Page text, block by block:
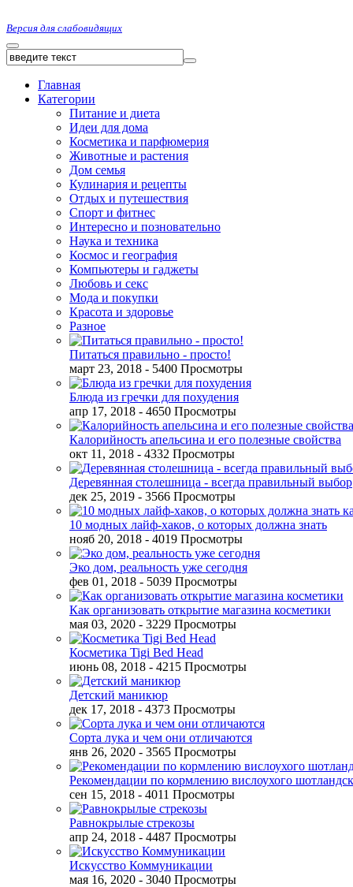
Версия для слабовидящих
Главная
Категории
Питание и диета
Идеи для дома
Косметика и парфюмерия
Животные и растения
Дом семья
Кулинария и рецепты
Отдых и путешествия
Спорт и фитнес
Интересно и позновательно
Наука и техника
Космос и география
Компьютеры и гаджеты
Любовь и секс
Мода и покупки
Красота и здоровье
Разное
Питаться правильно - просто!
март 23, 2018 - 5400 Просмотры
Блюда из гречки для похудения
апр 17, 2018 - 4650 Просмотры
Калорийность апельсина и его полезные свойства
окт 11, 2018 - 4332 Просмотры
Деревянная столешница - всегда правильный выбор
дек 25, 2019 - 3566 Просмотры
10 модных лайф-хаков, о которых должна знать
нояб 20, 2018 - 4019 Просмотры
Эко дом, реальность уже сегодня
фев 01, 2018 - 5039 Просмотры
Как организовать открытие магазина косметики
мая 03, 2020 - 3229 Просмотры
Косметика Tigi Bed Head
июнь 08, 2018 - 4215 Просмотры
Детский маникюр
дек 17, 2018 - 4373 Просмотры
Сорта лука и чем они отличаются
янв 26, 2020 - 3565 Просмотры
Рекомендации по кормлению вислоухого
сен 15, 2018 - 4011 Просмотры
Равнокрылые стрекозы
апр 24, 2018 - 4487 Просмотры
Искусство Коммуникации
мая 16, 2020 - 3040 Просмотры